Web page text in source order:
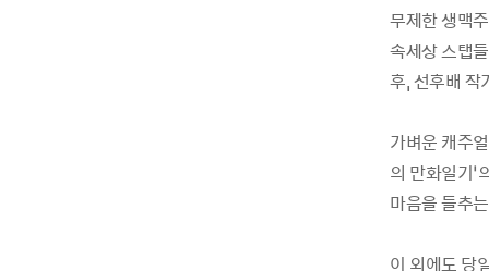
무제한 생맥
속세상 스탭
후, 선후배 작
가벼운 캐주
의 만화일기’
마음을 들추
이 외에도 당